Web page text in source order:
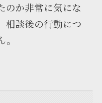
のか非常に気にな
相談後の行動につ